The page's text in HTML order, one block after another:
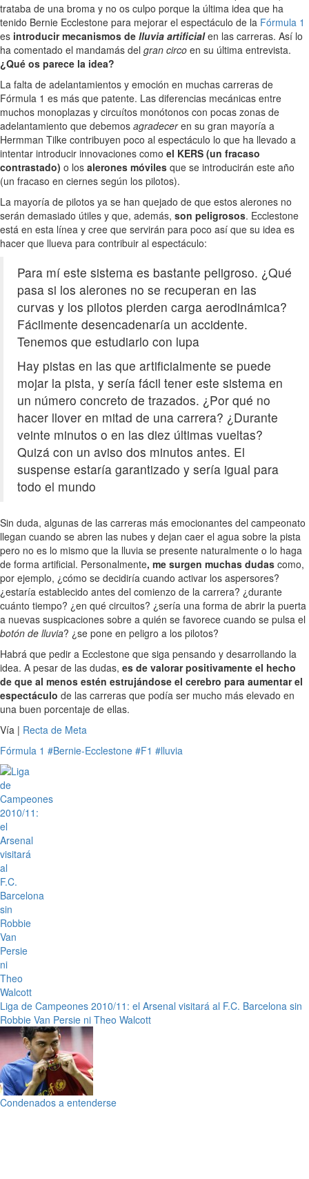
trataba de una broma y no os culpo porque la última idea que ha
tenido Bernie Ecclestone para mejorar el espectáculo de la Fórmula 1
es introducir mecanismos de lluvia artificialen las carreras. Así lo
ha comentado el mandamás del gran circo en su última entrevista.
¿Qué os parece la idea?
La falta de adelantamientos y emoción en muchas carreras de
Fórmula 1 es más que patente. Las diferencias mecánicas entre
muchos monoplazas y circuítos monótonos con pocas zonas de
adelantamiento que debemos agradeceren su gran mayoría a
Hermman Tilke contribuyen poco al espectáculo lo que ha llevado a
intentar introducir innovaciones como el KERS (un fracaso
contrastado) o los alerones móviles que se introducirán este año
(un fracaso en ciernes según los pilotos).
La mayoría de pilotos ya se han quejado de que estos alerones no
serán demasiado útiles y que, además, son peligrosos. Ecclestone
está en esta línea y cree que servirán para poco así que su idea es
hacer que llueva para contribuir al espectáculo:
Para mí este sistema es bastante peligroso. ¿Qué
pasa si los alerones no se recuperan en las
curvas y los pilotos pierden carga aerodinámica?
Fácilmente desencadenaría un accidente.
Tenemos que estudiarlo con lupa
Hay pistas en las que artificialmente se puede
mojar la pista, y sería fácil tener este sistema en
un número concreto de trazados. ¿Por qué no
hacer llover en mitad de una carrera? ¿Durante
veinte minutos o en las diez últimas vueltas?
Quizá con un aviso dos minutos antes. El
suspense estaría garantizado y sería igual para
todo el mundo
Sin duda, algunas de las carreras más emocionantes del campeonato
llegan cuando se abren las nubes y dejan caer el agua sobre la pista
pero no es lo mismo que la lluvia se presente naturalmente o lo haga
de forma artificial. Personalmente, me surgen muchas dudas como,
por ejemplo, ¿cómo se decidiría cuando activar los aspersores?
¿estaría establecido antes del comienzo de la carrera? ¿durante
cuánto tiempo? ¿en qué circuitos? ¿sería una forma de abrir la puerta
a nuevas suspicaciones sobre a quién se favorece cuando se pulsa el
botón de lluvia? ¿se pone en peligro a los pilotos?
Habrá que pedir a Ecclestone que siga pensando y desarrollando la
idea. A pesar de las dudas, es de valorar positivamente el hecho
de que al menos estén estrujándose el cerebro para aumentar el
espectáculo de las carreras que podía ser mucho más elevado en
una buen porcentaje de ellas.
Vía | Recta de Meta
Fórmula 1 #Bernie-Ecclestone #F1 #lluvia
Liga de Campeones 2010/11: el Arsenal visitará al F.C. Barcelona sin
Robbie Van Persie ni Theo Walcott
Condenados a entenderse